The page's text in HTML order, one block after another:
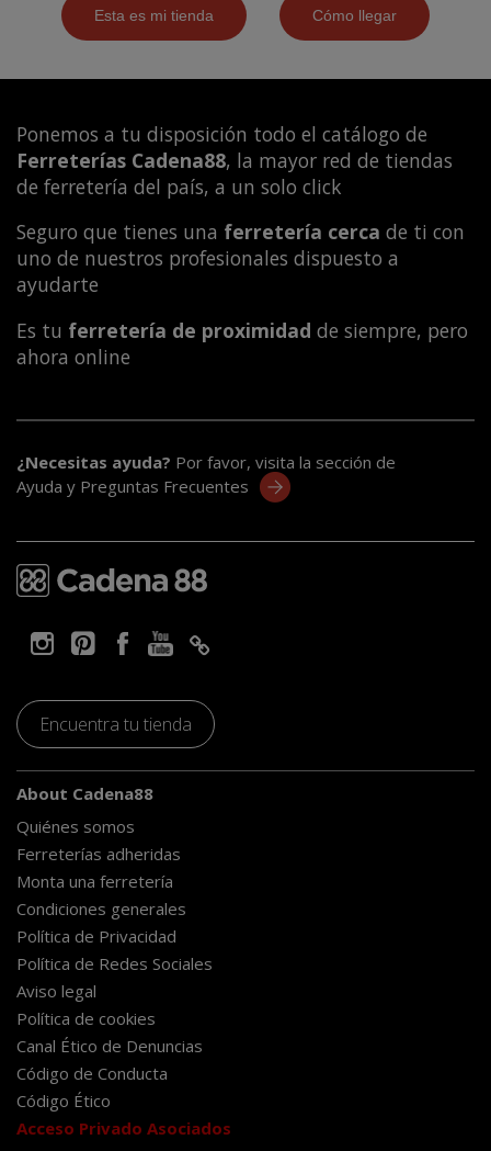
Ponemos a tu disposición todo el catálogo de
Ferreterías Cadena88, la mayor red de tiendas
de ferretería del país, a un solo click
Seguro que tienes una ferretería cerca de ti con
uno de nuestros profesionales dispuesto a
ayudarte
Es tu ferretería de proximidad de siempre, pero
ahora online
¿Necesitas ayuda? Por favor, visita la sección de
Ayuda y Preguntas Frecuentes
Encuentra tu tienda
About Cadena88
Quiénes somos
Ferreterías adheridas
Monta una ferretería
Condiciones generales
Política de Privacidad
Política de Redes Sociales
Aviso legal
Política de cookies
Canal Ético de Denuncias
Código de Conducta
Código Ético
Acceso Privado Asociados